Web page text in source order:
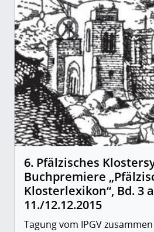
6. Pfälzisches
Buchpremiere
Klosterlexikon“, Bd. 3
11./12.12.2015
Tagung vom IPGV